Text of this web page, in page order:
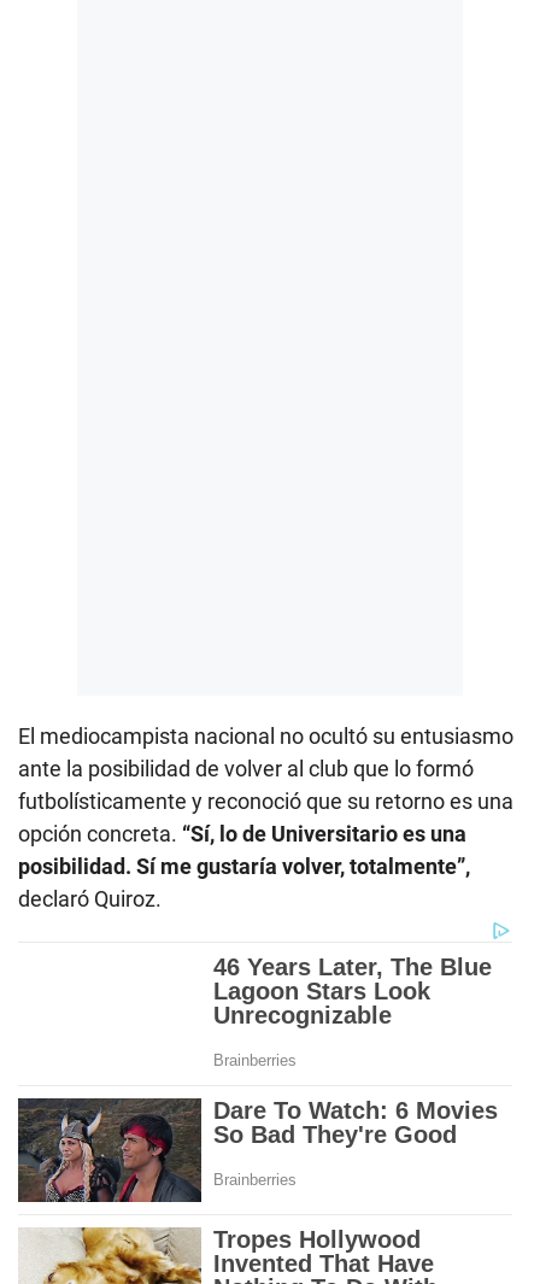
El mediocampista nacional no ocultó su entusiasmo
ante la posibilidad de volver al club que lo formó
futbolísticamente y reconoció que su retorno es una
opción concreta. “Sí, lo de Universitario es una
posibilidad. Sí me gustaría volver, totalmente”,
declaró Quiroz.